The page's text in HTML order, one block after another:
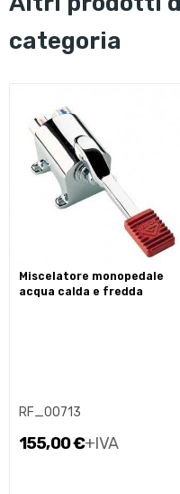
categoria
miscelatore monopedale
acqua calda e fredda
RF_00713
155,00 €+IVA